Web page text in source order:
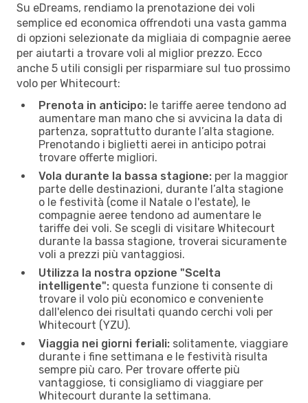
Su eDreams, rendiamo la prenotazione dei voli
semplice ed economica offrendoti una vasta gamma
di opzioni selezionate da migliaia di compagnie aeree
per aiutarti a trovare voli al miglior prezzo. Ecco
anche 5 utili consigli per risparmiare sul tuo prossimo
volo per Whitecourt:
Prenota in anticipo: le tariffe aeree tendono ad
aumentare man mano che si avvicina la data di
partenza, soprattutto durante l’alta stagione.
Prenotando i biglietti aerei in anticipo potrai
trovare offerte migliori.
Vola durante la bassa stagione: per la maggior
parte delle destinazioni, durante l’alta stagione
o le festività (come il Natale o l'estate), le
compagnie aeree tendono ad aumentare le
tariffe dei voli. Se scegli di visitare Whitecourt
durante la bassa stagione, troverai sicuramente
voli a prezzi più vantaggiosi.
Utilizza la nostra opzione "Scelta
intelligente": questa funzione ti consente di
trovare il volo più economico e conveniente
dall'elenco dei risultati quando cerchi voli per
Whitecourt (YZU).
Viaggia nei giorni feriali: solitamente, viaggiare
durante i fine settimana e le festività risulta
sempre più caro. Per trovare offerte più
vantaggiose, ti consigliamo di viaggiare per
Whitecourt durante la settimana.